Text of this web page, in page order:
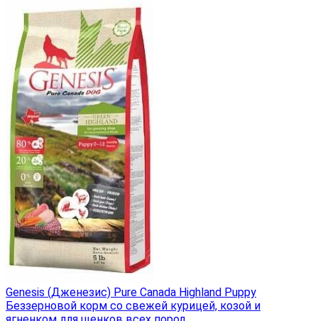
Genesis (Дженезис) Pure Canada Highland Puppy
Беззерновой корм со свежей курицей, козой и